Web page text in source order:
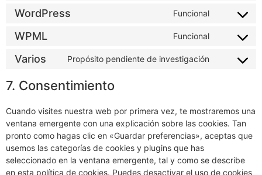
WordPress Funcional
WPML Funcional
Varios Propósito pendiente de investigación
7. Consentimiento
Cuando visites nuestra web por primera vez, te mostraremos una
ventana emergente con una explicación sobre las cookies. Tan
pronto como hagas clic en «Guardar preferencias», aceptas que
usemos las categorías de cookies y plugins que has
seleccionado en la ventana emergente, tal y como se describe
en esta política de cookies. Puedes desactivar el uso de cookies